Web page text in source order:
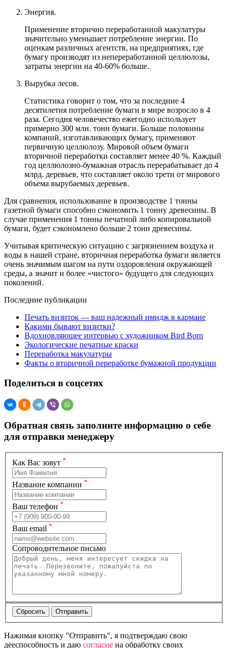
Энергия.
Применение вторично переработанной макулатуры
значительно уменьшает потребление энергии. По
оценкам различных агентств, на предприятиях, где
бумагу производят из непереработанной целлюлозы,
затраты энергии на 40-60% больше.
Вырубка лесов.
Статистика говорит о том, что за последние 4
десятилетия потребление бумаги в мире возросло в 4
раза. Сегодня человечество ежегодно использует
примерно 300 млн. тонн бумаги. Больше половины
компаний, изготавливающих бумагу, применяют
первичную целлюлозу. Мировой объем бумаги
вторичной переработки составляет менее 40 %. Каждый
год целлюлозно-бумажная отрасль перерабатывает до 4
млрд. деревьев, что составляет около трети от мирового
объема вырубаемых деревьев.
Для сравнения, использование в производстве 1 тонны
газетной бумаги способно сэкономить 1 тонну древесины. В
случае применения 1 тонны печатной либо копировальной
бумаги, будет сэкономлено больше 2 тонн древесины.
Учитывая критическую ситуацию с загрязнением воздуха и
воды в нашей стране, вторичная переработка бумаги является
очень значимым шагом на пути оздоровления окружающей
среды, а значит и более «чистого» будущего для следующих
поколений.
Последние публикации
Печать визиток — ваш надежный имидж в кармане
Какими бывают визитки?
Вдохновляющее интервью с художником Bird Born
Экологические печатные краски
Переработка макулатуры
Факты о вторичной переработке бумажной продукции
Поделиться в соцсетях
Обратная связь заполните информацию о себе
для отправки менеджеру
Как Вас зовут *
Название компании *
Ваш телефон *
Ваш email *
Сопроводительное письмо
Нажимая кнопку "Отправить", я подтверждаю свою
дееспособность и даю согласие на обработку своих